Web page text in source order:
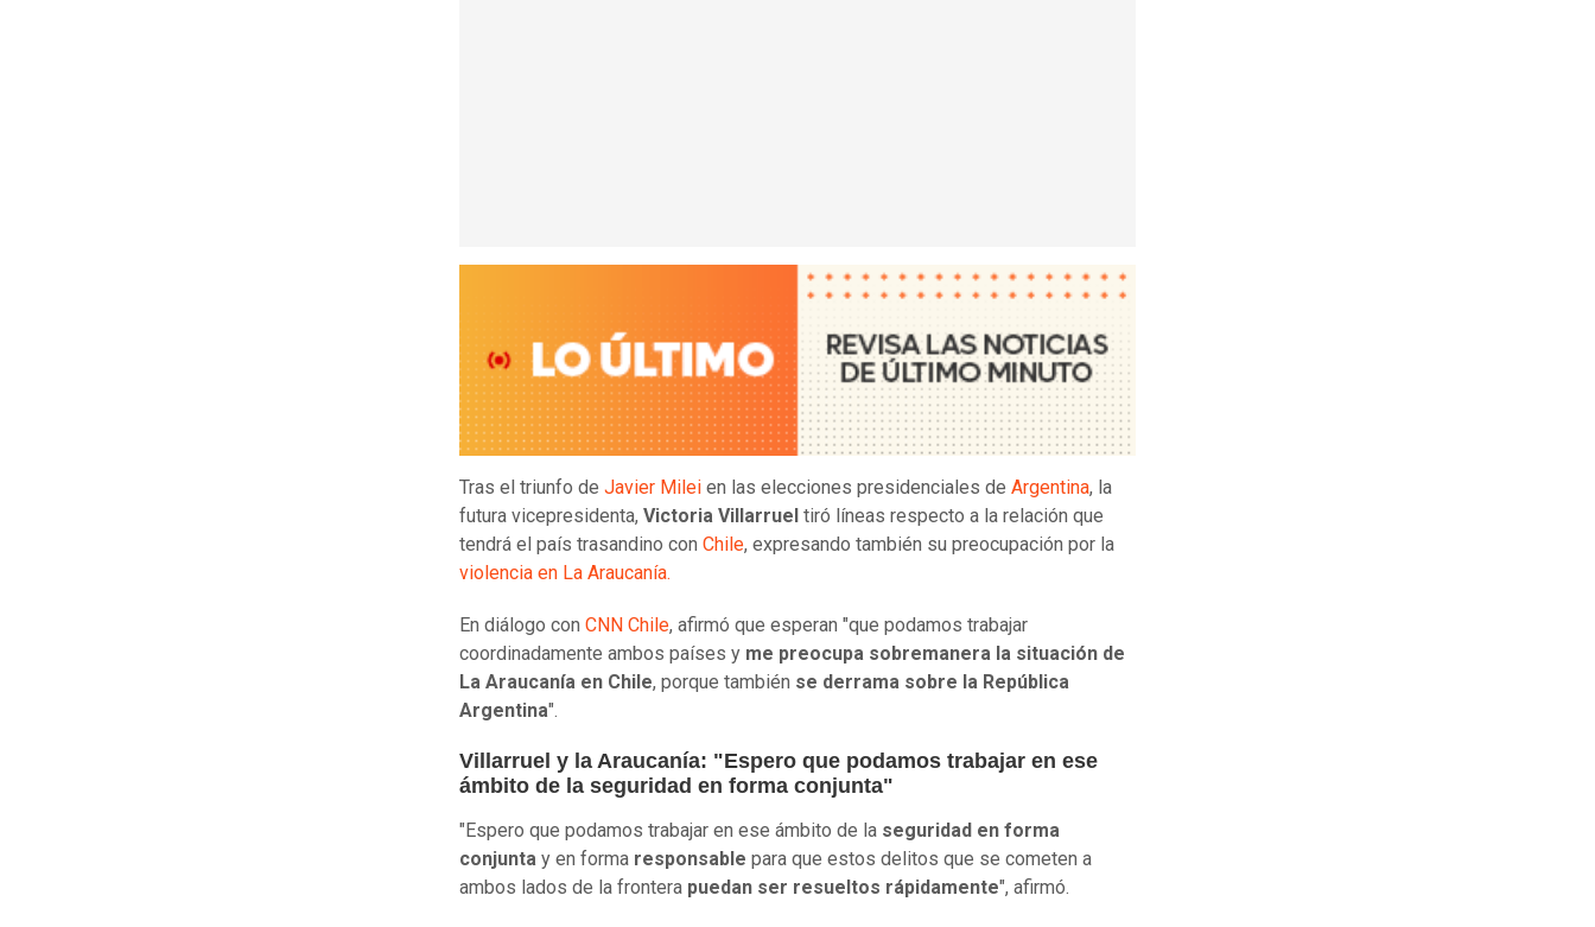
Tras el triunfo de Javier Milei en las elecciones presidenciales de Argentina, la
futura vicepresidenta, Victoria Villarruel tiró líneas respecto a la relación que
tendrá el país trasandino con Chile, expresando también su preocupación por la
violencia en La Araucanía.
En diálogo con CNN Chile, afirmó que esperan "que podamos trabajar
coordinadamente ambos países y me preocupa sobremanera la situación de
La Araucanía en Chile, porque también se derrama sobre la República
Argentina".
Villarruel y la Araucanía: "Espero que podamos trabajar en ese
ámbito de la seguridad en forma conjunta"
"Espero que podamos trabajar en ese ámbito de la seguridad en forma
conjunta y en forma responsable para que estos delitos que se cometen a
ambos lados de la frontera puedan ser resueltos rápidamente", afirmó.